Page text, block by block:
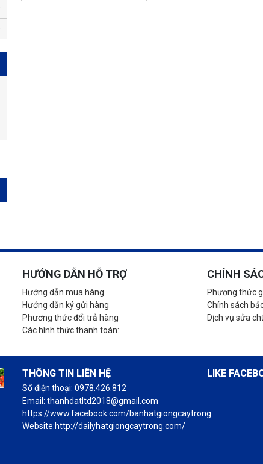
HƯỚNG DẪN HỖ TRỢ
Hướng dẫn mua hàng
Hướng dẫn ký gửi hàng
Phương thức đổi trả hàng
Các hình thức thanh toán:
CHÍNH
Phương thức
Chính sách
Dịch vụ sửa
THÔNG TIN LIÊN HỆ
Số điện thoại: 0978.426.812
Email: thanhdatltd2018@gmail.com
https://www.facebook.com/banhatgiongcaytrong
Website:http://dailyhatgiongcaytrong.com/
LIKE